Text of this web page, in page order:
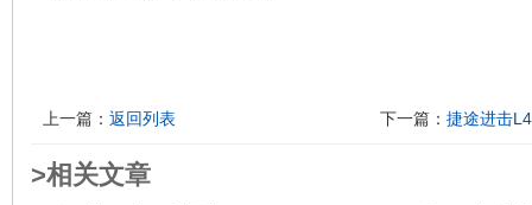
上一篇： 返回列表 下一篇： 捷途进击
>相关文章